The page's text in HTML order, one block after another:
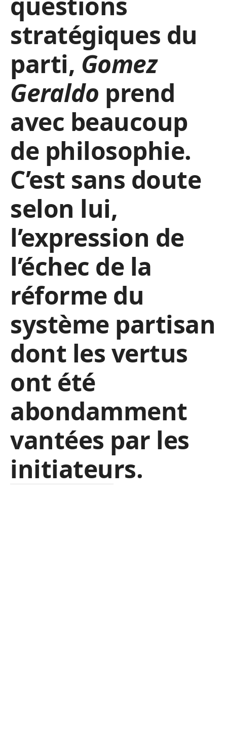
stratégiques du
parti, Gomez
Geraldo prend
avec beaucoup
de philosophie.
C’est sans doute
selon lui,
l’expression de
l’échec de la
réforme du
système partisan
dont les vertus
ont été
abondamment
vantées par les
initiateurs.